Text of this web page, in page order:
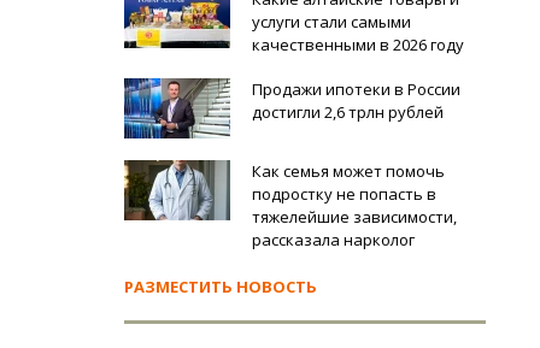
услуги стали самыми
качественными в 2026 году
Продажи ипотеки в России
достигли 2,6 трлн рублей
Как семья может помочь
подростку не попасть в
тяжелейшие зависимости,
рассказала нарколог
РАЗМЕСТИТЬ НОВОСТЬ